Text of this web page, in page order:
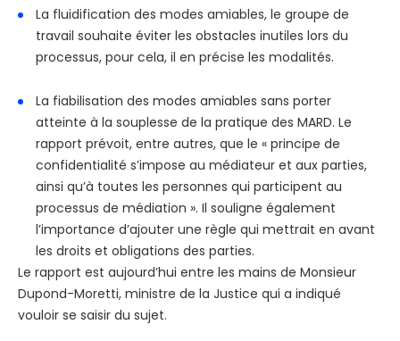
La fluidification des modes amiables, le groupe de
travail souhaite éviter les obstacles inutiles lors du
processus, pour cela, il en précise les modalités.
La fiabilisation des modes amiables sans porter
atteinte à la souplesse de la pratique des MARD. Le
rapport prévoit, entre autres, que le « principe de
confidentialité s’impose au médiateur et aux parties,
ainsi qu’à toutes les personnes qui participent au
processus de médiation ». Il souligne également
l’importance d’ajouter une règle qui mettrait en avant
les droits et obligations des parties.
Le rapport est aujourd’hui entre les mains de Monsieur
Dupond-Moretti, ministre de la Justice qui a indiqué
vouloir se saisir du sujet.